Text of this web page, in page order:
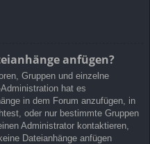
anfügen?
Gruppen und einzelne
hat es
in dem Forum anzufügen, in
oder nur bestimmte Gruppen
Administrator kontaktieren,
Dateianhänge anfügen